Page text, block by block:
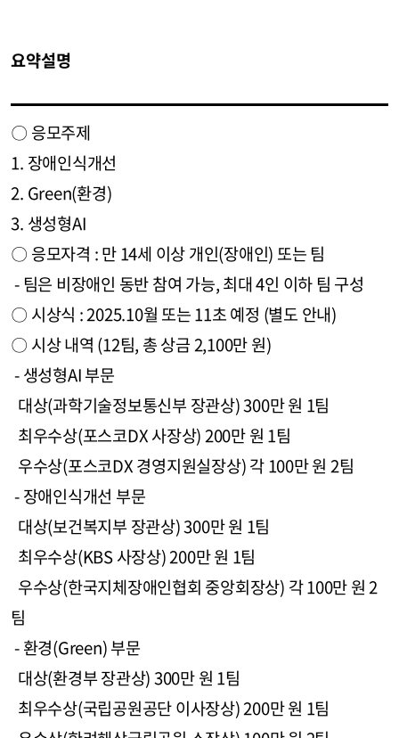
요약설명
〇 응모주제
1. 장애인식개선
2. Green(환경)
3. 생성형AI
〇 응모자격 : 만 14세 이상 개인(장애인) 또는 팀
- 팀은 비장애인 동반 참여 가능, 최대 4인 이하 팀 구성
〇 시상식 : 2025.10월 또는 11초 예정 (별도 안내)
〇 시상 내역 (12팀, 총 상금 2,100만 원)
- 생성형AI 부문
대상(과학기술정보통신부 장관상) 300만 원 1팀
최우수상(포스코DX 사장상) 200만 원 1팀
우수상(포스코DX 경영지원실장상) 각 100만 원 2팀
- 장애인식개선 부문
대상(보건복지부 장관상) 300만 원 1팀
최우수상(KBS 사장상) 200만 원 1팀
우수상(한국지체장애인협회 중앙회장상) 각 100만 원 2
팀
- 환경(Green) 부문
대상(환경부 장관상) 300만 원 1팀
최우수상(국립공원공단 이사장상) 200만 원 1팀